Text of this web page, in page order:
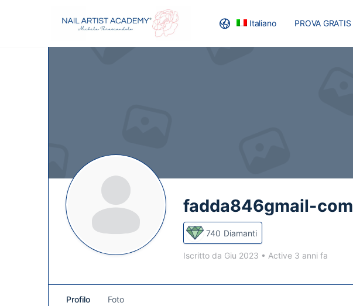
Italiano PROVA GRATIS
fadda846gmail-com
740 Diamanti
Iscritto da Giu 2023 • Active 3 anni fa
Profilo Foto